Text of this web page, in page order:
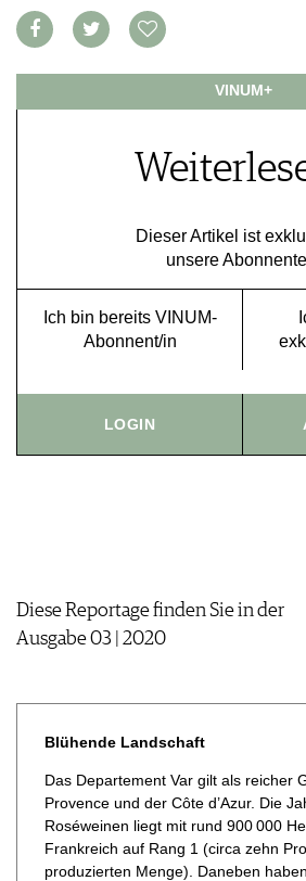
WINEGUIDES
KLARTEXT
ABO
APPS
VIDEOS
BILDSTRECKEN
NEWS
WEINSUCHE
NEWSLETTER
REDAKTION
VINUM+
Dieser Artikel ist
unsere
Ich bin bereits VINUM-
Abonnent/in
LOGIN
Diese Reportage finden Sie in der
Ausgabe 03 | 2020
Blühende Landschaft
Das Departement Var gilt als reicher
Provence und der Côte d’Azur. Die
Roséweinen liegt mit rund 900 000
Frankreich auf Rang 1 (circa zehn
produzierten Menge). Daneben